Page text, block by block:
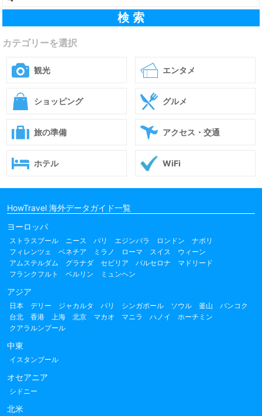
カテゴリーを選択
観光 エンタメ
ショッピング グルメ
旅の準備 アクセス・交通
ホテル WiFi
HowTravel 海外データガイド一覧
ヨーロッパ
ストラスブール ニース パリ エジンバラ ロンドン
ナポリ
フィレンツェ
ベネチア ミラノ ローマ スイス
ウィーン
アムステルダム
グラナダ セビリア バルセロナ
マドリード
フランクフルト
ベルリン ミュンヘン
アジア
日本 デリー ジャカルタ バリ シンガポール ソウル 釜山
バンコク
台北
香港 上海 北京 マカオ マニラ ハノイ
ホーチミン
クアラルンプール
中東
イスタンブール
オセアニア
シドニー
北米